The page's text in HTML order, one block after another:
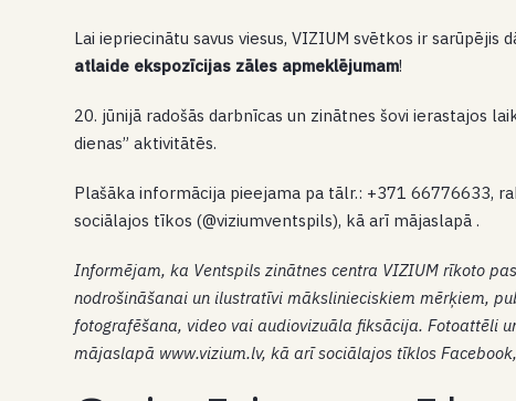
Lai iepriecinātu savus viesus, VIZIUM svētkos ir
atlaide ekspozīcijas zāles apmeklējumam!
20. jūnijā radošās darbnīcas un zinātnes šovi ierastajos
dienas” aktivitātēs.
Plašāka informācija pieejama pa tālr.: +371 66776633,
sociālajos tīkos (@viziumventspils), kā arī mājaslapā .
Informējam, ka Ventspils zinātnes centra VIZIUM rīkoto
nodrošināšanai un ilustratīvi mākslinieciskiem mērķiem,
fotografēšana, video vai audiovizuāla fiksācija. Fotoattēli
mājaslapā www.vizium.lv, kā arī sociālajos tīklos